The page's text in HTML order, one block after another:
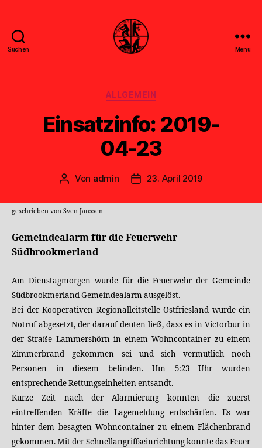
Suchen Menü
Kategorien
ALLGEMEIN
Einsatzinfo: 2019-
04-23
Beitragsautor
Von admin Veröffentlichungsdatum
23. April 2019
geschrieben von Sven Janssen
Gemeindealarm für die Feuerwehr
Südbrookmerland
Am Dienstagmorgen wurde für die Feuerwehr der Gemeinde
Südbrookmerland Gemeindealarm ausgelöst.
Bei der Kooperativen Regionalleitstelle Ostfriesland wurde ein
Notruf abgesetzt, der darauf deuten ließ, dass es in Victorbur in
der Straße Lammershörn in einem Wohncontainer zu einem
Zimmerbrand gekommen sei und sich vermutlich noch
Personen in diesem befinden. Um 5:23 Uhr wurden
entsprechende Rettungseinheiten entsandt.
Kurze Zeit nach der Alarmierung konnten die zuerst
eintreffenden Kräfte die Lagemeldung entschärfen. Es war
hinter dem besagten Wohncontainer zu einem Flächenbrand
gekommen. Mit der Schnellangriffseinrichtung konnte das Feuer